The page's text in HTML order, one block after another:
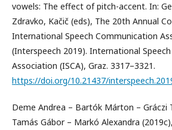
vowels: The effect of pitch-accent. In:
Zdravko, Kačič (eds), The 20th Annual
International Speech Communication
(Interspeech 2019). International
Association (ISCA), Graz. 3317–3321.
https://doi.org/10.21437/
Deme Andrea – Bartók Márton – Gráczi
Tamás Gábor – Markó Alexandra